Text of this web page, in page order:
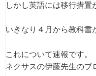
しかし英語には移行措置
いきなり４月から教科書
これについて速報です。
ネクサスの伊藤先生のブ